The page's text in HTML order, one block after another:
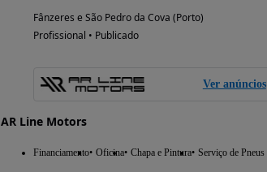
Fânzeres e São Pedro da Cova (Porto)
Profissional • Publicado
Ver anúncios
AR Line Motors
Financiamento Oficina Chapa e Pintura Serviço de Pneus